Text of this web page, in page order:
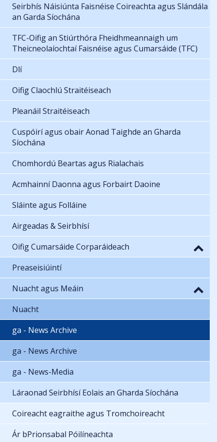
Seirbhís Náisiúnta Faisnéise Coireachta agus Slándála
an Garda Síochána
TFC-Oifig an Stiúrthóra Fheidhmeannaigh um
Theicneolaíochtaí Faisnéise agus Cumarsáide (TFC)
Dlí
Oifig Claochlú Straitéiseach
Pleanáil Straitéiseach
Cuspóirí agus obair Aonad Taighde an Gharda
Síochána
Chomhordú Beartas agus Rialachais
Acmhainní Daonna agus Forbairt Daoine
Sláinte agus Folláine
Airgeadas & Seirbhísí
Oifig Cumarsáide Corparáideach
Preaseisiúintí
Nuacht agus Meáin
Nuacht
ga - News Archive
ga - News Archive
ga - News-Media
Láraonad Seirbhísí Eolais an Gharda Síochána
Coireacht eagraithe agus Tromchoireacht
Ár bPrionsabal Póilíneachta